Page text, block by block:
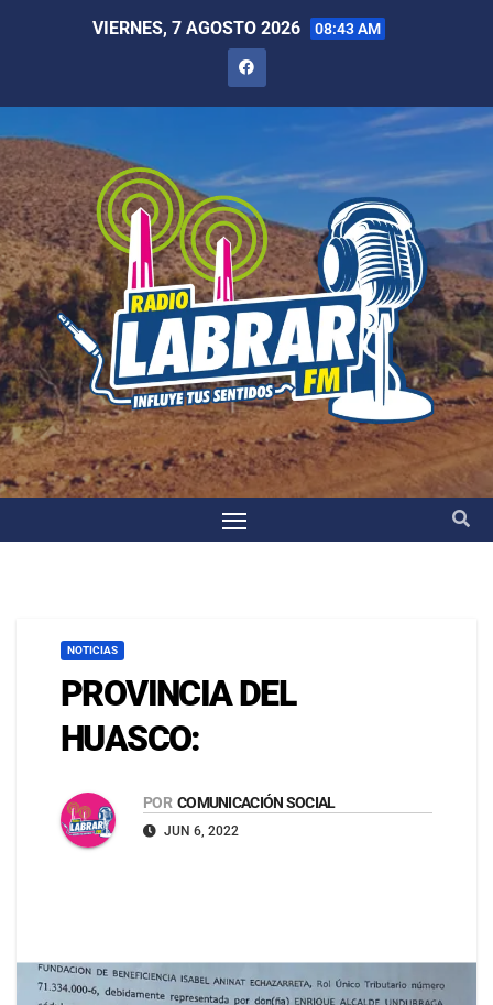
VIERNES, 7 AGOSTO 2026 08:43 AM
NOTICIAS
PROVINCIA DEL
HUASCO:
POR COMUNICACIÓN SOCIAL
JUN 6, 2022